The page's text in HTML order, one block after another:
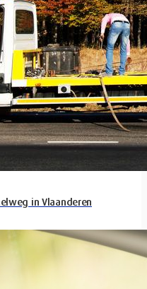
in Vlaanderen